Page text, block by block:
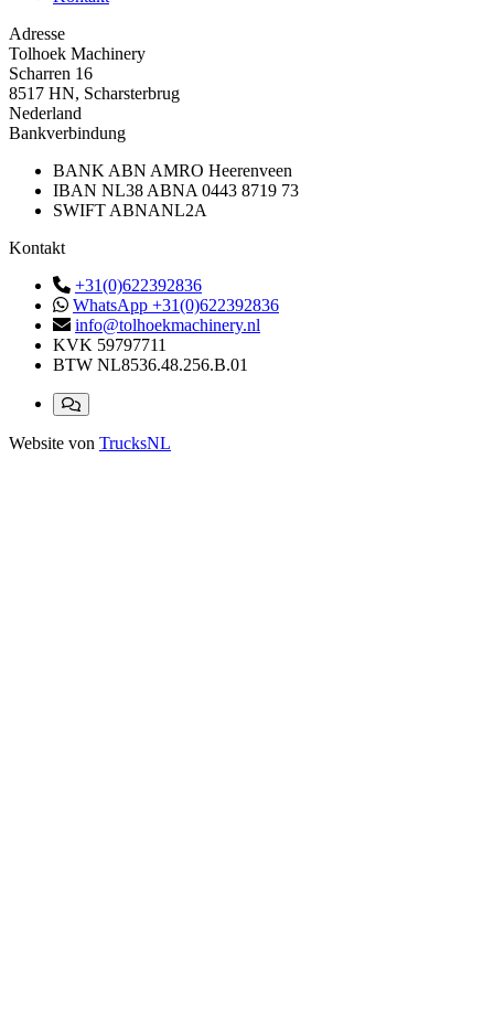
Adresse
Tolhoek Machinery
Scharren 16
8517 HN, Scharsterbrug
Nederland
Bankverbindung
BANK ABN AMRO Heerenveen
IBAN NL38 ABNA 0443 8719 73
SWIFT ABNANL2A
Kontakt
+31(0)622392836
WhatsApp +31(0)622392836
info@tolhoekmachinery.nl
KVK 59797711
BTW NL8536.48.256.B.01
Website von TrucksNL